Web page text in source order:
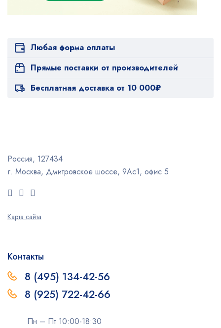
Любая форма оплаты
Прямые поставки от производителей
Бесплатная доставка от 10 000₽
Россия, 127434
г. Москва, Дмитровское шоссе, 9Ас1, офис 5
Карта сайта
Контакты
8 (495) 134-42-56
8 (925) 722-42-66
Пн – Пт 10:00-18:30